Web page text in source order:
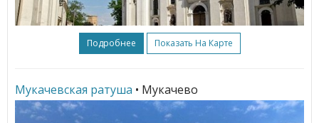
Подробнее Показать На Карте
Мукачевская ратуша • Мукачево